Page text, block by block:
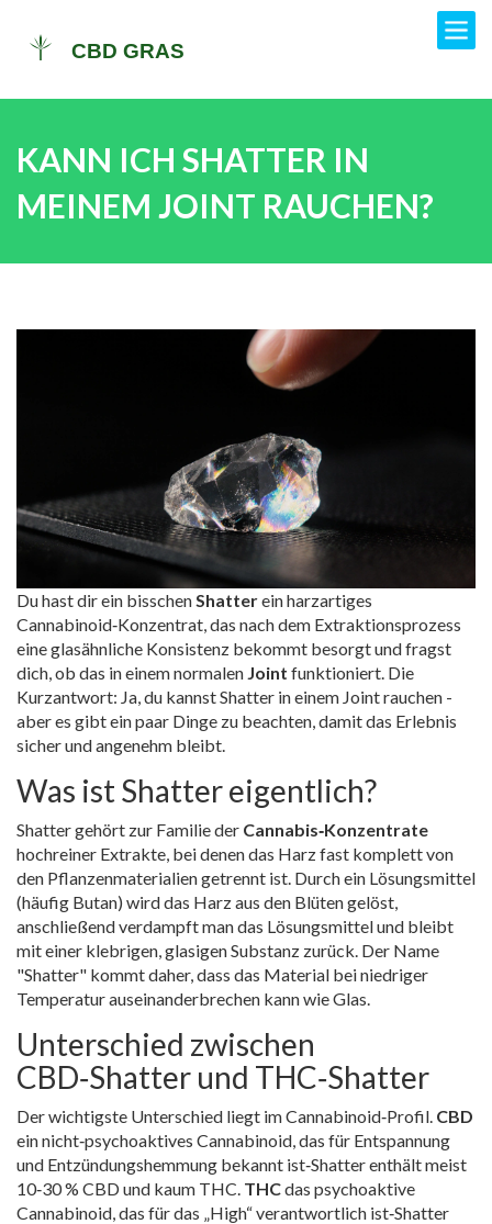
KANN ICH SHATTER IN
MEINEM JOINT RAUCHEN?
Du hast dir ein bisschen Shatterein harzartiges
Cannabinoid‑Konzentrat, das nach dem Extraktionsprozess
eine glasähnliche Konsistenz bekommt besorgt und fragst
dich, ob das in einem normalen Joint funktioniert. Die
Kurzantwort: Ja, du kannst Shatter in einem Joint rauchen -
aber es gibt ein paar Dinge zu beachten, damit das Erlebnis
sicher und angenehm bleibt.
Was ist Shatter eigentlich?
Shatter gehört zur Familie der Cannabis‑Konzentrate
hochreiner Extrakte, bei denen das Harz fast komplett von
den Pflanzenmaterialien getrennt ist . Durch ein Lösungsmittel
(häufig Butan) wird das Harz aus den Blüten gelöst,
anschließend verdampft man das Lösungsmittel und bleibt
mit einer klebrigen, glasigen Substanz zurück. Der Name
"Shatter" kommt daher, dass das Material bei niedriger
Temperatur auseinanderbrechen kann wie Glas.
Unterschied zwischen
CBD‑Shatter und THC‑Shatter
Der wichtigste Unterschied liegt im Cannabinoid‑Profil. CBD
ein nicht‑psychoaktives Cannabinoid, das für Entspannung
und Entzündungshemmung bekannt ist‑Shatter enthält meist
10‑30 % CBD und kaum THC. THCdas psychoaktive
Cannabinoid, das für das „High“ verantwortlich ist‑Shatter